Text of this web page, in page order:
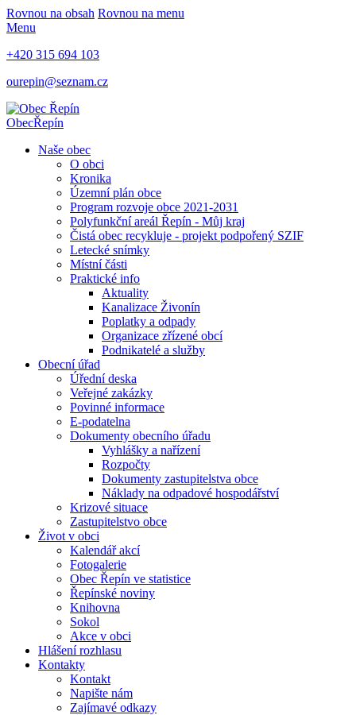
Rovnou na obsah Rovnou na menu
Menu
+420 315 694 103
ourepin@seznam.cz
ObecŘepín
Naše obec
O obci
Kronika
Územní plán obce
Program rozvoje obce 2021-2031
Polyfunkční areál Řepín - Můj kraj
Čistá obec recykluje - projekt podpořený SZIF
Letecké snímky
Místní části
Praktické info
Aktuality
Kanalizace Živonín
Poplatky a odpady
Organizace zřízené obcí
Podnikatelé a služby
Obecní úřad
Úřední deska
Veřejné zakázky
Povinné informace
E-podatelna
Dokumenty obecního úřadu
Vyhlášky a nařízení
Rozpočty
Dokumenty zastupitelstva obce
Náklady na odpadové hospodářství
Krizové situace
Zastupitelstvo obce
Život v obci
Kalendář akcí
Fotogalerie
Obec Řepín ve statistice
Řepínské noviny
Knihovna
Sokol
Akce v obci
Hlášení rozhlasu
Kontakty
Kontakt
Napište nám
Zajímavé odkazy